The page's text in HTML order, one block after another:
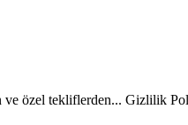
özel tekliflerden... Gizlilik